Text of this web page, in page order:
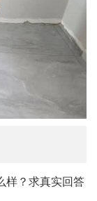
样？求真实回答